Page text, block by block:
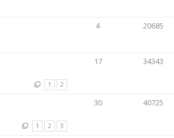
4 20685
1 2
17 34343
1 2 3
30 40725